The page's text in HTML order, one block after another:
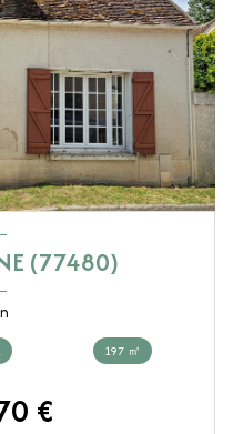
(77480)
197 ㎡
€